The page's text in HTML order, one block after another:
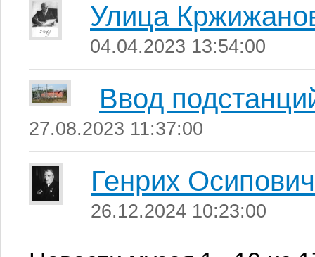
Улица
04.04.2023 13:54:00
Ввод
27.08.2023 11:37:00
Генрих
26.12.2024 10:23:00